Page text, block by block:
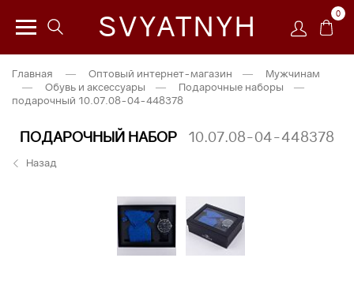
SVYATNYH 0
Главная — Оптовый интернет-магазин —
Мужчинам
—
Обувь и аксессуары — Подарочные наборы
—
подарочный 10.07.08-04-448378
ПОДАРОЧНЫЙ НАБОР 10.07.08-04-448378
Назад